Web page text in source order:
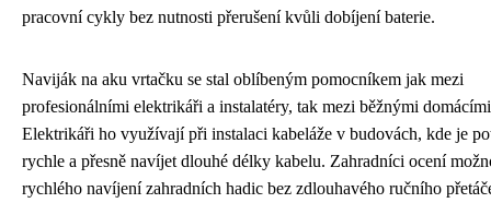
pracovní cykly bez nutnosti přerušení kvůli dobíjení baterie.
Naviják na aku vrtačku se stal oblíbeným pomocníkem jak mezi
profesionálními elektrikáři a instalatéry, tak mezi běžnými
Elektrikáři ho využívají při instalaci kabeláže v budovách, kde je
rychle a přesně navíjet dlouhé délky kabelu. Zahradníci ocení
rychlého navíjení zahradních hadic bez zdlouhavého ručního